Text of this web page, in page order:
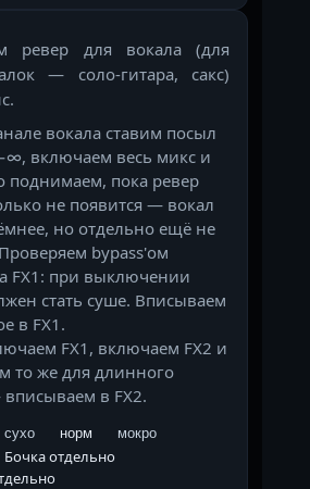
ревер для вокала (для
— соло-гитара, сакс)
вокала ставим посыл
включаем весь микс и
поднимаем, пока ревер
не появится — вокал
но отдельно ещё не
bypass'ом
FX1: при выключении
стать суше. Вписываем
в FX1.
FX1, включаем FX2 и
то же для длинного
в FX2.
сухо норм мокро
Бочка отдельно